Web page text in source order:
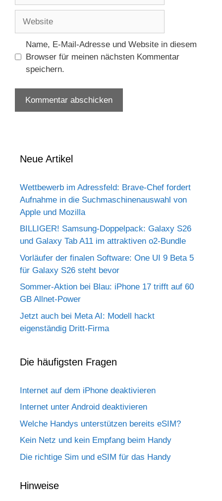
Adresse
Name, E-Mail-Adresse und Website in diesem
Browser für meinen nächsten Kommentar
speichern.
Neue Artikel
Wettbewerb im Adressfeld: Brave-Chef fordert
Aufnahme in die Suchmaschinenauswahl von
Apple und Mozilla
BILLIGER! Samsung-Doppelpack: Galaxy S26
und Galaxy Tab A11 im attraktiven o2-Bundle
Vorläufer der finalen Software: One UI 9 Beta 5
für Galaxy S26 steht bevor
Sommer-Aktion bei Blau: iPhone 17 trifft auf 60
GB Allnet-Power
Jetzt auch bei Meta AI: Modell hackt
eigenständig Dritt-Firma
Die häufigsten Fragen
Internet auf dem iPhone deaktivieren
Internet unter Android deaktivieren
Welche Handys unterstützen bereits eSIM?
Kein Netz und kein Empfang beim Handy
Die richtige Sim und eSIM für das Handy
Hinweise